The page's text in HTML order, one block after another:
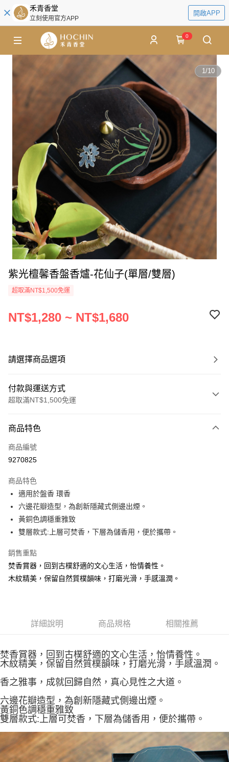
禾青香堂
立刻使用官方APP
開啟APP
0
1/10
紫光檀馨香盤香爐-花仙子(單層/雙層)
超取滿NT$1,500免運
NT$1,280 ~ NT$1,680
請選擇商品選項
付款與運送方式
超取滿NT$1,500免運
信用卡一次付款
超商取貨付款
Apple Pay
街口支付
悠遊付
Google Pay
全盈+PAY
AFTEE先享後付是「在收到商品之後才付款」的支付方式。 讓您購物簡單
便利好安心！
３．安心：先確認商品／服務後，再付款。
１．於結帳方式選擇「AFTEE先享後付」後，將跳轉至「AFTEE先享後付」
２．訂單成立數日內，您將收到繳費通知簡訊。
３．收到繳費通知簡訊後14天內，點擊此簡訊中的連結，可透過四大超商／
ATM／網路銀行／等多元方式進行付款，方視為交易完成。
購買商品的店家。未經商家同意取消之訂單仍視為有效，需透過AFTEE先享
後付繳納相關費用。
※ 交易是否成功請以「AFTEE先享後付 」之結帳頁面顯示為準，若有關於
運送方式
全家取貨付款
付款後全家取貨
每筆NT$60，滿NT$1,500(含以上)免運費
7-11取貨付款
每筆NT$60，滿NT$1,500(含以上)免運費
商品特色
商品編號
9270825
商品特色
適用於盤香 環香
六邊花瓣造型，為創新隱藏式側邊出煙。
黃銅色調穩重雅致
雙層款式:上層可焚香，下層為儲香用，便於攜帶。
銷售重點
焚香賞器，回到古樸舒適的文心生活，怡情養性。
木紋精美，保留自然質樸韻味，打磨光滑，手感溫潤。
詳細說明 商品規格 相關推薦
焚香賞器，回到古樸舒適的文心生活，怡情養性。
木紋精美，保留自然質樸韻味，打磨光滑，手感溫潤。
香之雅事，成就回歸自然，真心見性之大道。
六邊花瓣造型，為創新隱藏式側邊出煙。
黃銅色調穩重雅致
雙層款式:上層可焚香，下層為儲香用，便於攜帶。